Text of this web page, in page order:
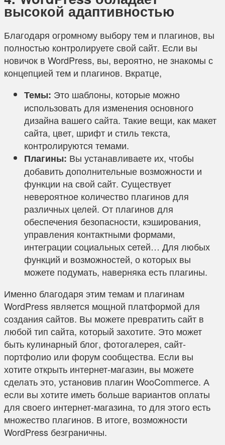
высокой адаптивностью
Благодаря огромному выбору тем и плагинов, вы
полностью контролируете свой сайт. Если вы
новичок в WordPress, вы, вероятно, не знакомы с
концепцией тем и плагинов. Вкратце,
Темы: Это шаблоны, которые можно
использовать для изменения основного
дизайна вашего сайта. Такие вещи, как макет
сайта, цвет, шрифт и стиль текста,
контролируются темами.
Плагины: Вы устанавливаете их, чтобы
добавить дополнительные возможности и
функции на свой сайт. Существует
невероятное количество плагинов для
различных целей. От плагинов для
обеспечения безопасности, кэширования,
управления контактными формами,
интеграции социальных сетей… Для любых
функций и возможностей, о которых вы
можете подумать, наверняка есть плагины.
Именно благодаря этим темам и плагинам
WordPress является мощной платформой для
создания сайтов. Вы можете превратить сайт в
любой тип сайта, который захотите. Это может
быть кулинарный блог, фотогалерея, сайт-
портфолио или форум сообщества. Если вы
хотите открыть интернет-магазин, вы можете
сделать это, установив плагин WooCommerce. А
если вы хотите иметь больше вариантов оплаты
для своего интернет-магазина, то для этого есть
множество плагинов. В итоге, возможности
WordPress безграничны.